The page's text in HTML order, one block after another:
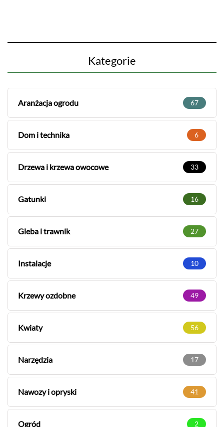
Kategorie
Aranżacja ogrodu 67
Dom i technika 6
Drzewa i krzewa owocowe 33
Gatunki 16
Gleba i trawnik 27
Instalacje 10
Krzewy ozdobne 49
Kwiaty 56
Narzędzia 17
Nawozy i opryski 41
Ogród 2